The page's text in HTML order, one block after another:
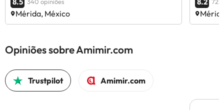
Mérida, México
Opiniões sobre Amimir.com
Trustpilot Amimir.com